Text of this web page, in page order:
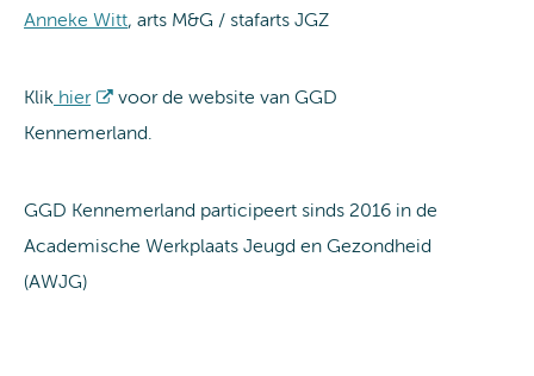
Anneke Witt, arts M&G / stafarts JGZ
Klik hier
voor de website van GGD
Kennemerland.
GGD Kennemerland participeert sinds 2016 in de
Academische Werkplaats Jeugd en Gezondheid
(AWJG)